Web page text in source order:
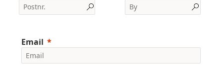
Email